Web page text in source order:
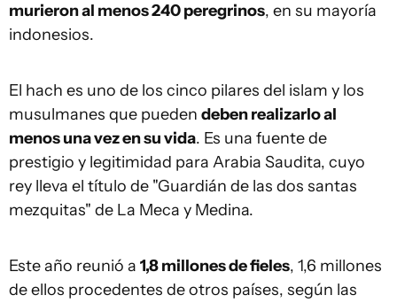
murieron al menos 240 peregrinos, en su mayoría
indonesios.
El hach es uno de los cinco pilares del islam y los
musulmanes que pueden deben realizarlo al
menos una vez en su vida. Es una fuente de
prestigio y legitimidad para Arabia Saudita, cuyo
rey lleva el título de "Guardián de las dos santas
mezquitas" de La Meca y Medina.
Este año reunió a 1,8 millones de fieles, 1,6 millones
de ellos procedentes de otros países, según las